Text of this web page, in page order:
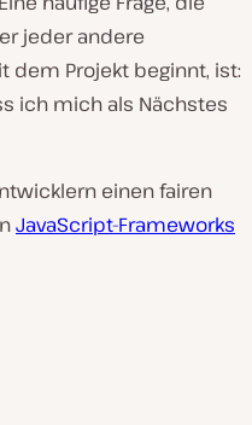
jeder andere
dem Projekt beginnt, ist:
ich mich als Nächstes
einen fairen
JavaScript-Frameworks